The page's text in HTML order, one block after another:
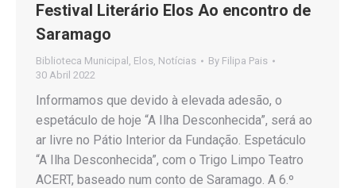
Festival Literário Elos Ao encontro de
Saramago
Biblioteca Municipal , Elos, Notícias By Filipa Pais
30 Abril 2022
Informamos que devido à elevada adesão, o
espetáculo de hoje “A Ilha Desconhecida”, será ao
ar livre no Pátio Interior da Fundação. Espetáculo
“A Ilha Desconhecida”, com o Trigo Limpo Teatro
ACERT, baseado num conto de Saramago. A 6.º